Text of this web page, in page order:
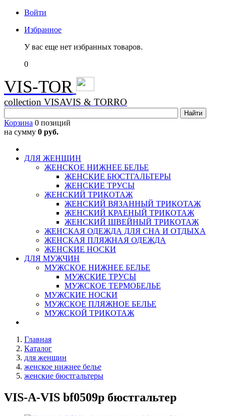
Войти
Избранное
У вас еще нет избранных товаров.
0
VIS-TOR
collection VISAVIS & TORRO
Корзина 0 позиций
на сумму 0 руб.
ДЛЯ ЖЕНЩИН
ЖЕНСКОЕ НИЖНЕЕ БЕЛЬЕ
ЖЕНСКИЕ БЮСТГАЛЬТЕРЫ
ЖЕНСКИЕ ТРУСЫ
ЖЕНСКИЙ ТРИКОТАЖ
ЖЕНСКИЙ ВЯЗАННЫЙ ТРИКОТАЖ
ЖЕНСКИЙ КРАЕНЫЙ ТРИКОТАЖ
ЖЕНСКИЙ ШВЕЙНЫЙ ТРИКОТАЖ
ЖЕНСКАЯ ОДЕЖДА ДЛЯ СНА И ОТДЫХА
ЖЕНСКАЯ ПЛЯЖНАЯ ОДЕЖДА
ЖЕНСКИЕ НОСКИ
ДЛЯ МУЖЧИН
МУЖСКОЕ НИЖНЕЕ БЕЛЬЕ
МУЖСКИЕ ТРУСЫ
МУЖСКОЕ ТЕРМОБЕЛЬЕ
МУЖСКИЕ НОСКИ
МУЖСКОЕ ПЛЯЖНОЕ БЕЛЬЕ
МУЖСКОЙ ТРИКОТАЖ
Главная
Каталог
для женщин
женское нижнее белье
женские бюстгальтеры
VIS-A-VIS bf0509p бюстгальтер